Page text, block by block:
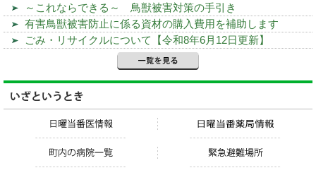
～これならできる～ 鳥獣被害対策の手引き
有害鳥獣被害防止に係る資材の購入費用を補助します
ごみ・リサイクルについて【令和8年6月12日更新】